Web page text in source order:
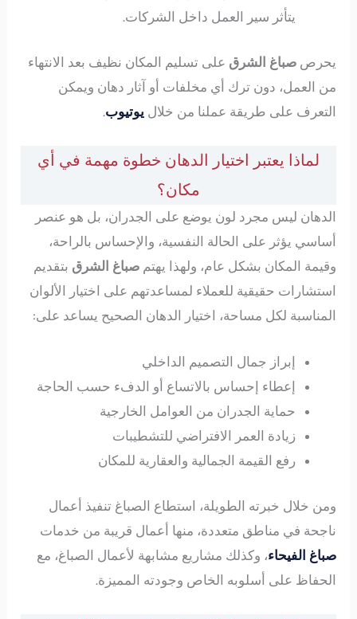
يتأثر سير العمل داخل الشركات.
يحرصصباغ الشرق على تسليم المكان نظيف بعد الانتهاء
من العمل، دون ترك أي مخلفات أو آثار دهان ويمكن
التعرف على طريقة عملنا من خلال يوتيوب.
لماذا يعتبر اختيار الدهان خطوة مهمة في أي
مكان؟
الدهان ليس مجرد لون يوضع على الجدران، بل هو عنصر
أساسي يؤثر على الحالة النفسية، والإحساس بالراحة،
وقيمة المكان بشكل عام، ولهذا يهتمصباغ الشرق بتقديم
استشارات حقيقية للعملاء لمساعدتهم على اختيار الألوان
المناسبة لكل مساحة، اختيار الدهان الصحيح يساعد على:
إبراز جمال التصميم الداخلي
إعطاء إحساس بالاتساع أو الدفء حسب الحاجة
حماية الجدران من العوامل الخارجية
زيادة العمر الافتراضي للتشطيبات
رفع القيمة الجمالية والعقارية للمكان
ومن خلال خبرته الطويلة، استطاع الصباغ تنفيذ أعمال
ناجحة في مناطق متعددة، منها أعمال قريبة من خدمات
صباغ الفيحاء، وكذلك مشاريع مشابهة لأعمال الصباغ، مع
الحفاظ على أسلوبه الخاص وجودته المميزة.